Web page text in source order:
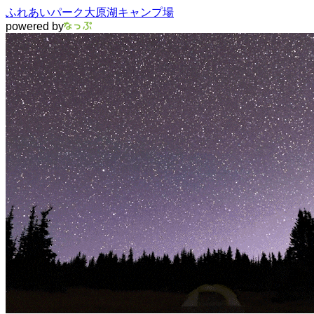
ふれあいパーク大原湖キャンプ場
powered by